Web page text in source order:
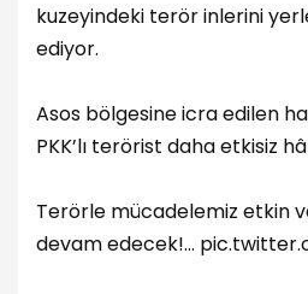
kuzeyindeki terör inlerini
ediyor.
Asos bölgesine icra edilen
PKK’lı terörist daha etkisiz
Terörle mücadelemiz etkin
devam edecek!…